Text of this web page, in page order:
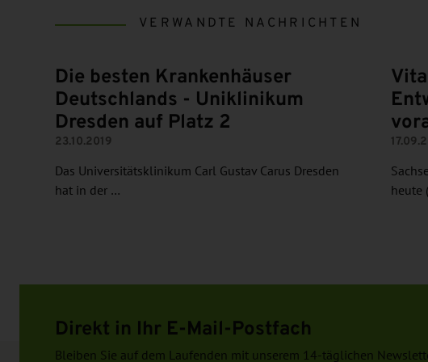
VERWANDTE NACHRICHTEN
Die besten Krankenhäuser
Deutschlands - Uniklinikum
Dresden auf Platz 2
23.10.2019
Das Universitätsklinikum Carl Gustav Carus Dresden
hat in der …
heute
Direkt in Ihr E-Mail-Postfach
Bleiben Sie auf dem Laufenden mit unserem 14-täglichen